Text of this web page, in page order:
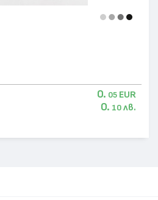
0. 05 EUR
0. 10 лв.